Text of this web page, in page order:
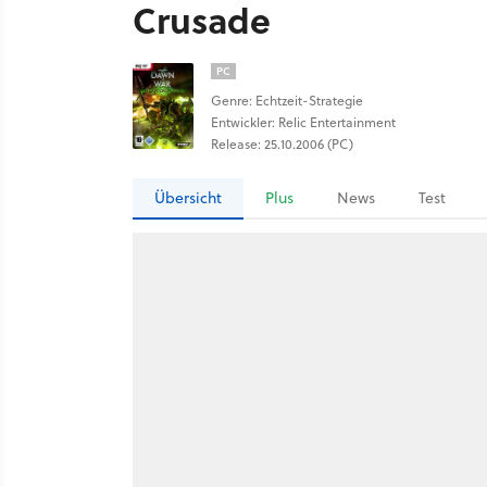
Crusade
PC
Genre: Echtzeit-Strategie
Entwickler: Relic Entertainment
Release: 25.10.2006 (PC)
Übersicht Plus News Test